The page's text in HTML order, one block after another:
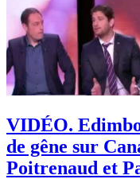
VIDÉO.
de gêne sur
Poitrenaud et